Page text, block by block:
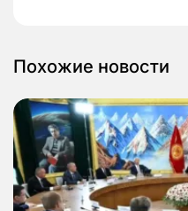
Похожие новости